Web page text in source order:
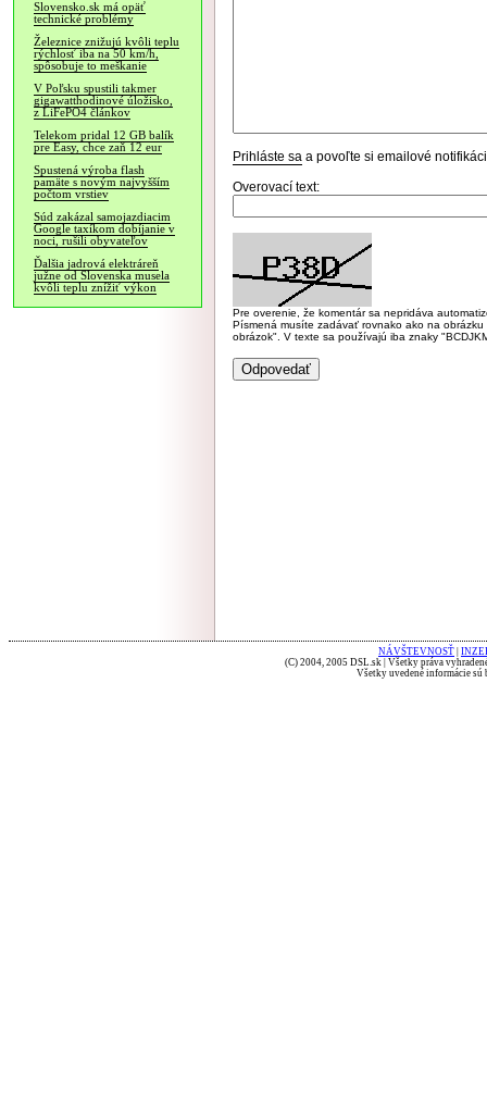
Slovensko.sk má opäť
technické problémy
Železnice znižujú kvôli teplu
rýchlosť iba na 50 km/h,
spôsobuje to meškanie
V Poľsku spustili takmer
gigawatthodinové úložisko,
z LiFePO4 článkov
Telekom pridal 12 GB balík
pre Easy, chce zaň 12 eur
Spustená výroba flash
pamäte s novým najvyšším
počtom vrstiev
Súd zakázal samojazdiacim
Google taxíkom dobíjanie v
noci, rušili obyvateľov
Ďalšia jadrová elektráreň
južne od Slovenska musela
kvôli teplu znížiť výkon
Prihláste sa a povoľte si emailové
Overovací text:
Pre overenie, že komentár sa nepridáva
Písmená musíte zadávať rovnako ako na
obrázok". V texte sa používajú iba znaky
NÁVŠTEVNOSŤ
(C) 2004, 2005 DSL.sk | Všetky práva
Všetky uvedené informácie sú